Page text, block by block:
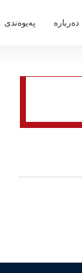
دەربارە پەیوەندی